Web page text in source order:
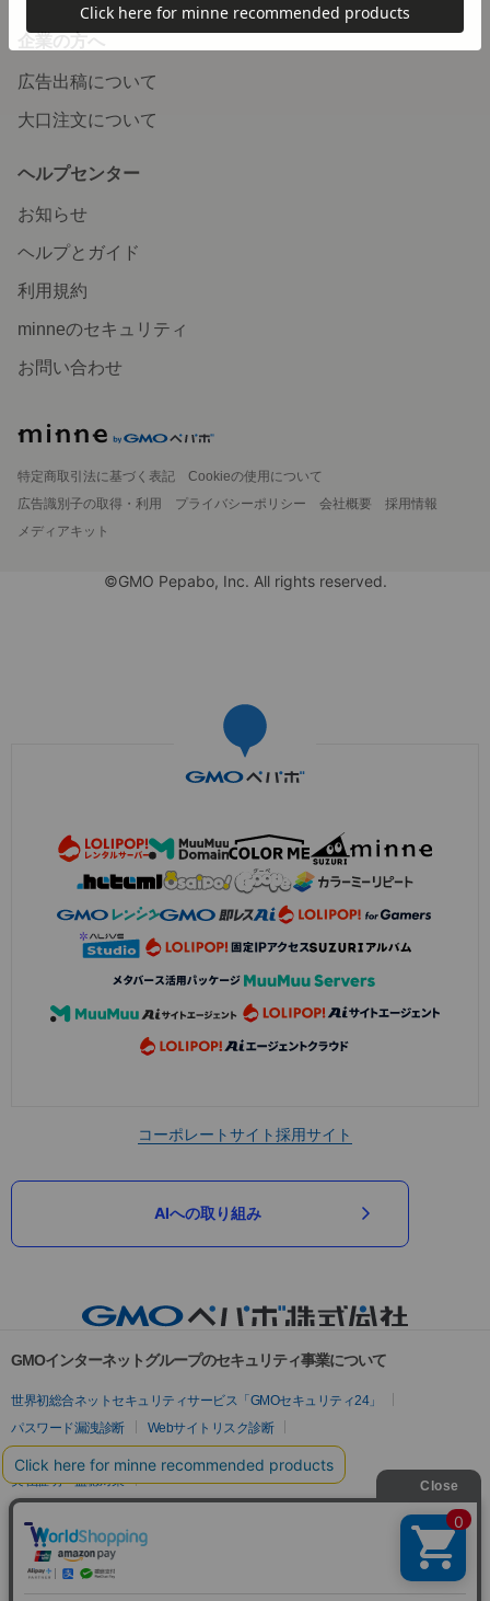
企業の方へ
広告出稿について
大口注文について
ヘルプセンター
お知らせ
ヘルプとガイド
利用規約
minneのセキュリティ
お問い合わせ
特定商取引法に基づく表記
Cookieの使用について
広告識別子の取得・利用
プライバシーポリシー 会社概要
採用情報
メディアキット
©GMO Pepabo, Inc. All rights reserved.
コーポレートサイト採用サイト
AIへの取り組み
GMOインターネットグループのセキュリティ事業について
世界初総合ネットセキュリティサービス「GMOセキュリティ24」
パスワード漏洩診断
Webサイトリスク診断
実在証明・盗聴対策
サイバー攻撃対策（GMOサイバーセキュリティ byイエラエ）
サイバー攻撃対策（GMO Flatt Security）
セキュリティ事業の軌跡